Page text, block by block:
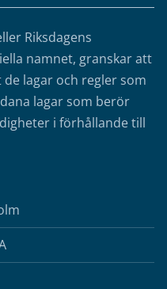
Riksdagens
namnet, granskar att
lagar och regler som
lagar som berör
i förhållande till